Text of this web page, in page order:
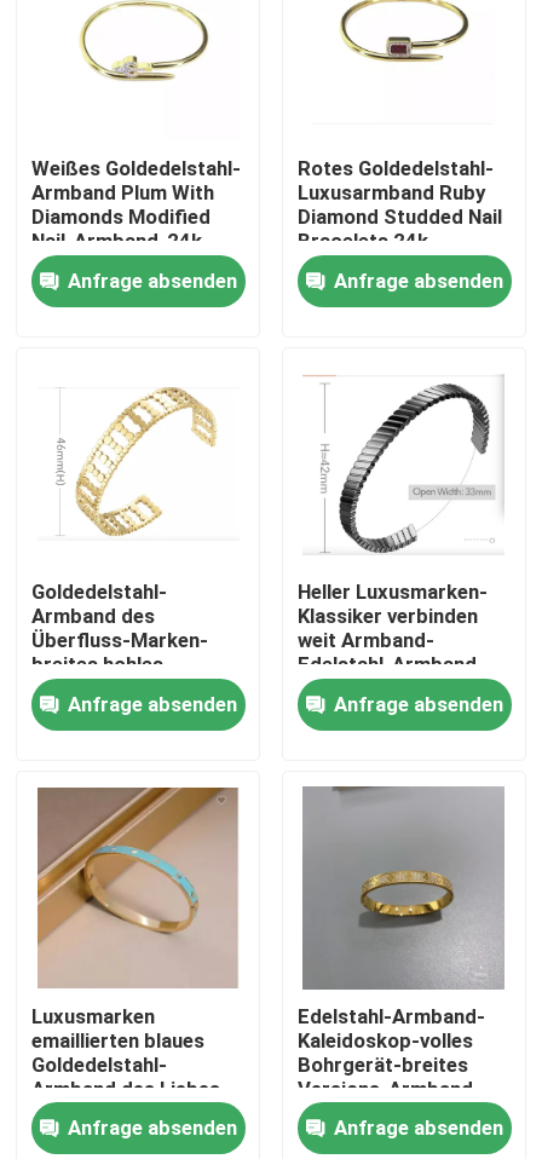
Nach Hause
Über uns
Kontakte
Produkte
Edelstahl-Halsband auf Lager
Ein Ohrring aus Edelstahl auf Lager
Edelstahlschmuck auf Lager
Neu auf Lager
Edelstahl-Schmuck-Satz
Weißes Goldedelstahl-
Armband Plum With
Diamonds Modified
Nail-Armband-24k
Anfrage absenden
Rotes Goldedelstahl-
Luxusarmband Ruby
Diamond Studded Nail
Bracelets 24k
Anfrage absenden
Goldedelstahl-
Armband des
Überfluss-Marken-
breites hohles
Goldperlen-Armband-
24k Anfrage absenden
Heller Luxusmarken-
Klassiker verbinden
weit Armband-
Edelstahl-Armband-
Handgelenk-Ring
Anfrage absenden
Luxusmarken
emaillierten blaues
Goldedelstahl-
Armband des Liebes-
Schnallen-Armband-
24k Anfrage absenden
Edelstahl-Armband-
Kaleidoskop-volles
Bohrgerät-breites
Versions-Armband
des Gold18k
Anfrage absenden